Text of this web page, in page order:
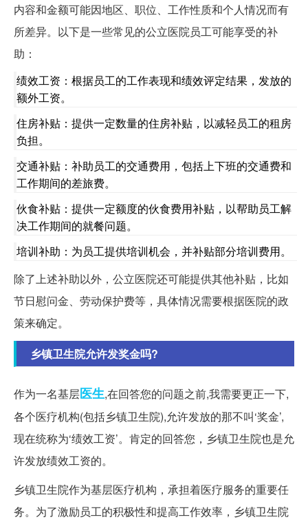
内容和金额可能因地区、职位、工作性质和个人情况而有
所差异。以下是一些常见的公立医院员工可能享受的补
助：
绩效工资：根据员工的工作表现和绩效评定结果，发放的
额外工资。
住房补贴：提供一定数量的住房补贴，以减轻员工的租房
负担。
交通补贴：补助员工的交通费用，包括上下班的交通费和
工作期间的差旅费。
伙食补贴：提供一定额度的伙食费用补贴，以帮助员工解
决工作期间的就餐问题。
培训补助：为员工提供培训机会，并补贴部分培训费用。
除了上述补助以外，公立医院还可能提供其他补贴，比如
节日慰问金、劳动保护费等，具体情况需要根据医院的政
策来确定。
乡镇卫生院允许发奖金吗?
作为一名基层医生,在回答您的问题之前,我需要更正一下,
各个医疗机构(包括乡镇卫生院),允许发放的那不叫‘奖金’,
现在统称为‘绩效工资’。肯定的回答您，乡镇卫生院也是允
许发放绩效工资的。
乡镇卫生院作为基层医疗机构，承担着医疗服务的重要任
务。为了激励员工的积极性和提高工作效率，乡镇卫生院